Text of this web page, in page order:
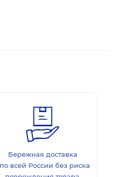
Бережная доставка
по всей России без риска